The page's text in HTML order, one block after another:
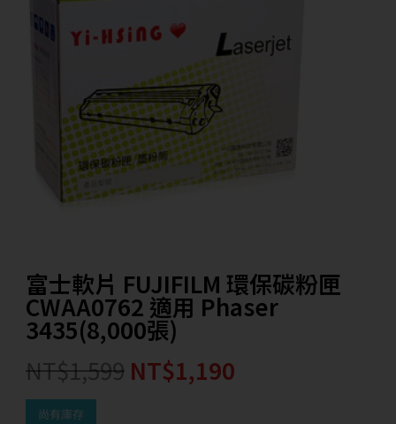
富士軟片 FUJIFILM 環保碳粉匣
CWAA0762 適用 Phaser
3435(8,000張)
NT$1,599 NT$1,190
尚有庫存